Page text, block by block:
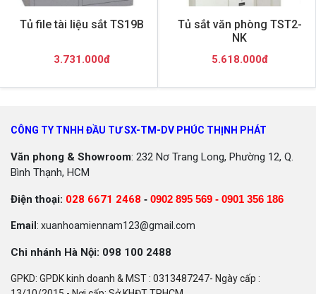
Tủ file tài liệu sắt TS19B
3.731.000đ
Tủ sắt văn phòng TST2-
NK
5.618.000đ
CÔNG TY TNHH ĐẦU TƯ SX-TM-DV PHÚC THỊNH PHÁT
Văn phong & Showroom: 232 Nơ Trang Long, Phường 12, Q.
Bình Thạnh, HCM
Điện thoại: 028 6671 2468 - 0902 895 569 - 0901 356 186
Email : xuanhoamiennam123@gmail.com
Chi nhánh Hà Nội: 098 100 2488
GPKD: GPDK kinh doanh & MST : 0313487247- Ngày cấp :